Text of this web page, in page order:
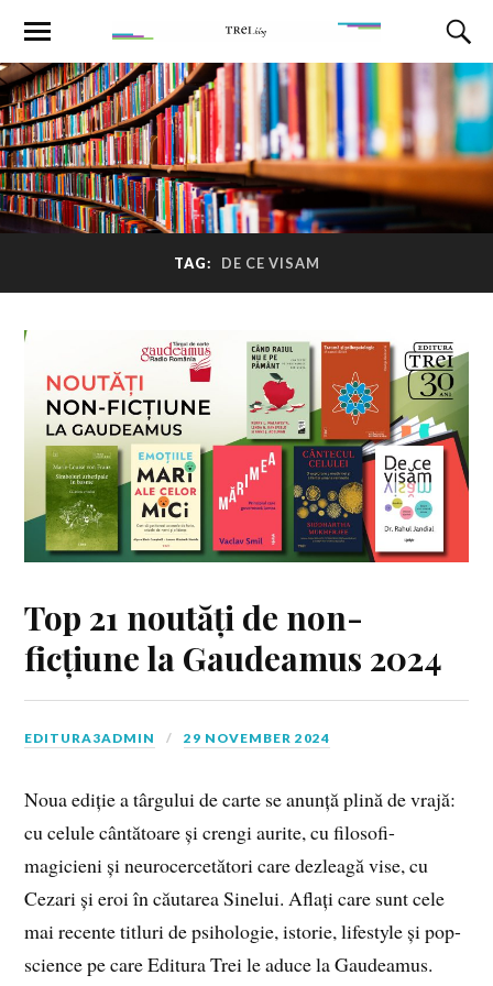
TAG: DE CE VISAM
Top 21 noutăți de non-
ficțiune la Gaudeamus 2024
EDITURA3ADMIN 29 NOVEMBER 2024
Noua ediție a târgului de carte se anunță plină de vrajă:
cu celule cântătoare și crengi aurite, cu filosofi-
magicieni și neurocercetători care dezleagă vise, cu
Cezari și eroi în căutarea Sinelui. Aflați care sunt cele
mai recente titluri de psihologie, istorie, lifestyle și pop-
science pe care Editura Trei le aduce la Gaudeamus.